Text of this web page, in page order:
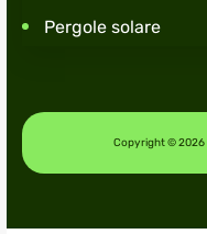
Pergole solare
Copyright © 2026